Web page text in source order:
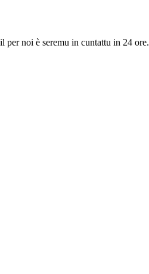
per noi è seremu in cuntattu in 24 ore.